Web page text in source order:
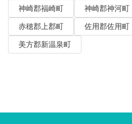
神崎郡福崎町
神崎郡神河町
赤穂郡上郡町
佐用郡佐用町
美方郡新温泉町